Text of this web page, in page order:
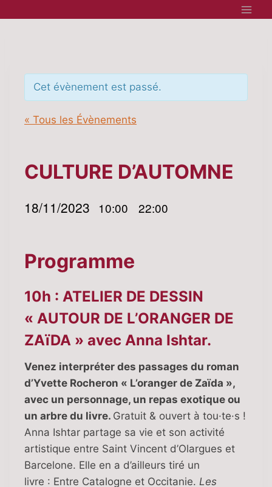
Cet évènement est passé.
« Tous les Évènements
CULTURE D’AUTOMNE
18/11/2023 10:00 22:00
Programme
10h : ATELIER DE DESSIN
« AUTOUR DE L’ORANGER DE
ZAïDA » avec Anna Ishtar.
Venez interpréter des passages du roman
d’Yvette Rocheron « L’oranger de Zaïda »,
avec un personnage, un repas exotique ou
un arbre du livre. Gratuit & ouvert à tou·te·s !
Anna Ishtar partage sa vie et son activité
artistique entre Saint Vincent d’Olargues et
Barcelone. Elle en a d’ailleurs tiré un
livre : Entre Catalogne et Occitanie. Les